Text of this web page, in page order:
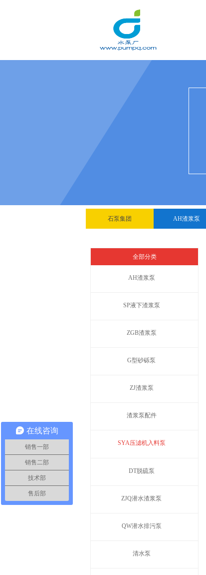
石泵集团 AH渣浆泵
全部分类
AH渣浆泵
SP液下渣浆泵
ZGB渣浆泵
G型砂砾泵
ZJ渣浆泵
渣浆泵配件
SYA压滤机入料泵
DT脱硫泵
ZJQ潜水渣浆泵
QW潜水排污泵
清水泵
在线咨询
销售一部
销售二部
技术部
售后部